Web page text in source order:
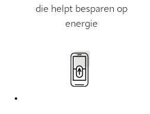
die helpt besparen op
energie